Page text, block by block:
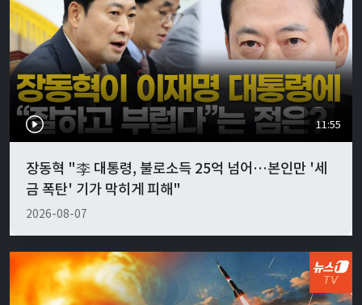
11:55
장동혁 "李 대통령, 불로소득 25억 넘어…본인만 '세
금 폭탄' 기가 막히게 피해"
2026-08-07